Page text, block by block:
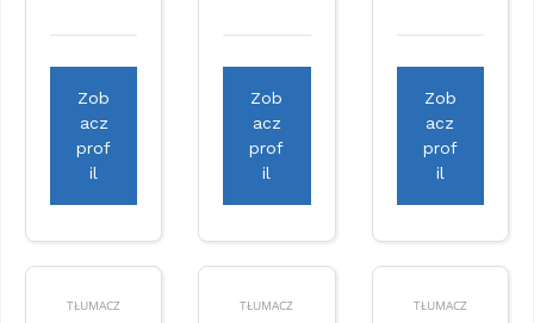
Zob
acz
prof
il
Zob
acz
prof
il
Zob
acz
prof
il
TŁUMACZ
TŁUMACZ
TŁUMACZ